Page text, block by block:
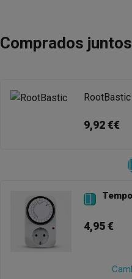
Comprados
RootBastic
9,92 €€

4,95 €